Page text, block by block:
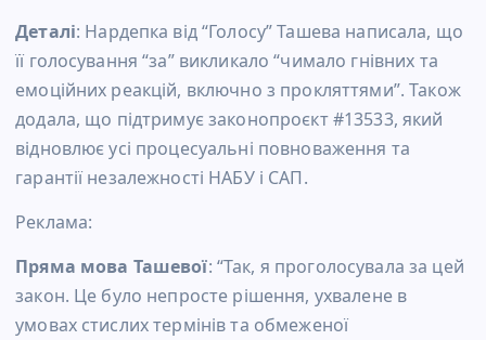
Деталі: Нардепка від “Голосу” Ташева написала, що
її голосування “за” викликало “чимало гнівних та
емоційних реакцій, включно з прокляттями”. Також
додала, що підтримує законопроєкт #13533, який
відновлює усі процесуальні повноваження та
гарантії незалежності НАБУ і САП.
Реклама:
Пряма мова Ташевої: “Так, я проголосувала за цей
закон. Це було непросте рішення, ухвалене в
умовах стислих термінів та обмеженої